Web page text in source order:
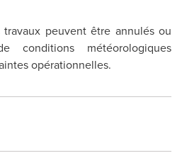
peuvent être annulés ou
conditions météorologiques
opérationnelles.